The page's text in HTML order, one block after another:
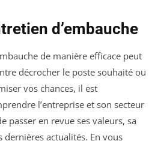
d’embauche
de manière efficace peut
décrocher le poste souhaité ou
vos chances, il est
l’entreprise et son secteur
passer en revue ses valeurs, sa
dernières actualités. En vous